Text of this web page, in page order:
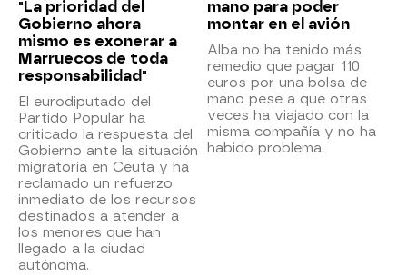
"La prioridad del
Gobierno ahora
mismo es exonerar a
Marruecos de toda
responsabilidad"
El eurodiputado del
Partido Popular ha
criticado la respuesta del
Gobierno ante la situación
migratoria en Ceuta y ha
reclamado un refuerzo
inmediato de los recursos
destinados a atender a
los menores que han
llegado a la ciudad
autónoma.
mano para poder
montar en el avión
Alba no ha tenido más
remedio que pagar 110
euros por una bolsa de
mano pese a que otras
veces ha viajado con la
misma compañía y no ha
habido problema.